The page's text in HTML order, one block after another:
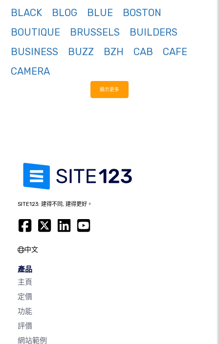
BLACK
BLOG BLUE
BOSTON
BOUTIQUE
BRUSSELS
BUILDERS
BUSINESS
BUZZ BZH CAB
CAFE
CAMERA
顯示更多
SITE123: 建得不同, 建得更好。
中文
產品
主頁
定價
功能
評價
網站範例